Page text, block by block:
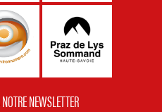
NEWSLETTER